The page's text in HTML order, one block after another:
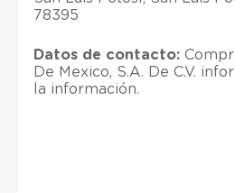
78395
Datos de contacto:
De Mexico, S.A. De C.V.
la información.